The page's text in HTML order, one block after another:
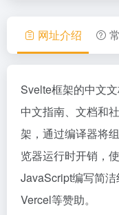
网址介绍
Svelte框架的中文
中文指南、文档和
架，通过编译器将
览器运行时开销，
JavaScript编写简
Vercel等赞助。